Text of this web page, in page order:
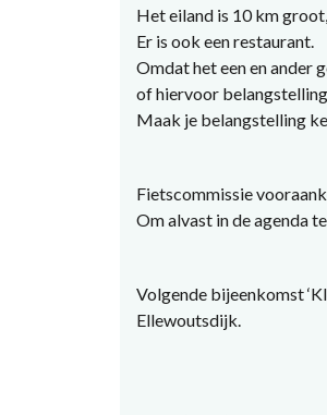
Het eiland is 10 km
Er is ook een restaurant.
Omdat het een en ander
of hiervoor belangstelling
Maak je belangstelling
Fietscommissie
Om alvast in de agenda
Volgende bijeenkomst
Ellewoutsdijk.